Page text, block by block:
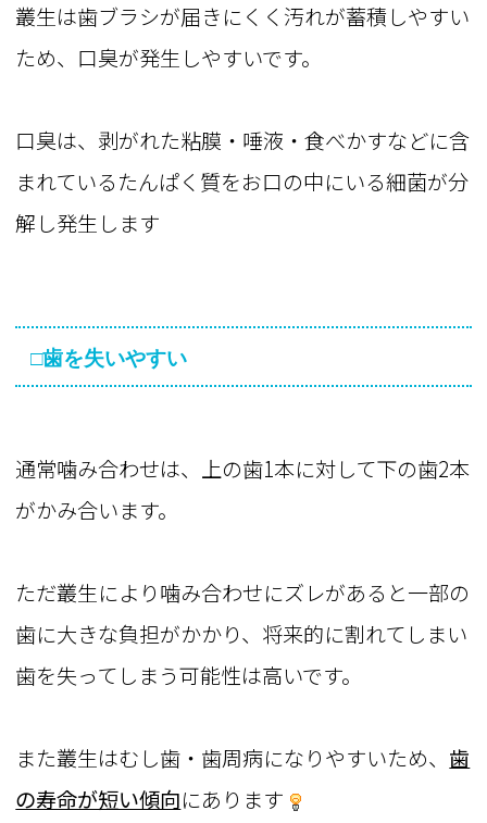
叢生は歯ブラシが届きにくく汚れが蓄積しやすい
ため、口臭が発生しやすいです。
口臭は、剥がれた粘膜・唾液・食べかすなどに含
まれているたんぱく質をお口の中にいる細菌が分
解し発生します
□歯を失いやすい
通常噛み合わせは、上の歯1本に対して下の歯2本
がかみ合います。
ただ叢生により噛み合わせにズレがあると一部の
歯に大きな負担がかかり、将来的に割れてしまい
歯を失ってしまう可能性は高いです。
また叢生はむし歯・歯周病になりやすいため、 歯
の寿命が短い傾向にあります